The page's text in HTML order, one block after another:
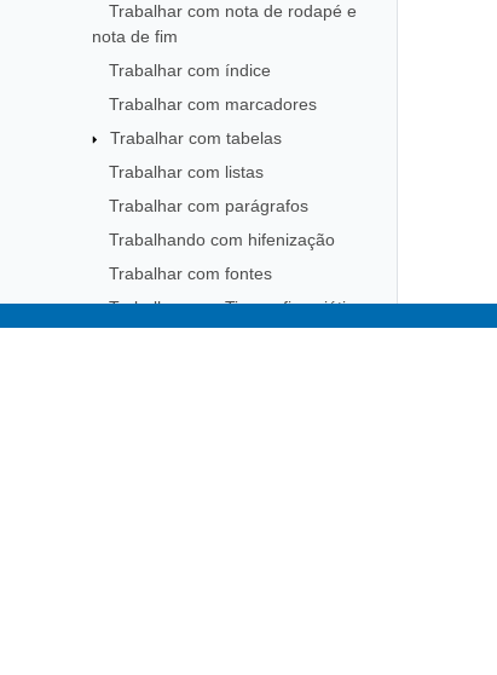
Trabalhar com nota de rodapé e
nota de fim
Trabalhar com índice
Trabalhar com marcadores
Trabalhar com tabelas
Trabalhar com listas
Trabalhar com parágrafos
Trabalhando com hifenização
Trabalhar com fontes
Trabalhar com Tipografia asiática